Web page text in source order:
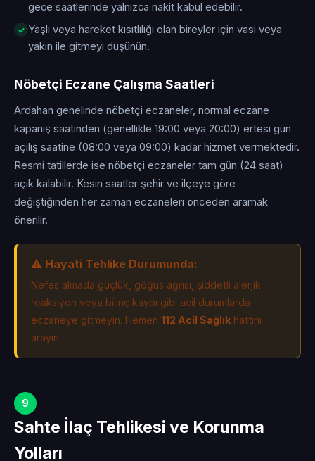
gece saatlerinde yalnızca nakit kabul edebilir.
Yaşlı veya hareket kısıtlılığı olan bireyler için vasi veya
yakın ile gitmeyi düşünün.
Nöbetçi Eczane Çalışma Saatleri
Ardahan genelinde nöbetçi eczaneler, normal eczane
kapanış saatinden (genellikle 19:00 veya 20:00) ertesi gün
açılış saatine (08:00 veya 09:00) kadar hizmet vermektedir.
Resmi tatillerde ise nöbetçi eczaneler tam gün (24 saat)
açık kalabilir. Kesin saatler şehir ve ilçeye göre
değiştiğinden her zaman eczaneleri önceden aramak
önerilir.
⚠️ Hayati Tehlike Durumunda:
Nefes almada güçlük, göğüs ağrısı, şiddetli alerjik
reaksiyon veya bilinç kaybı gibi acil durumlarda
eczaneye gitmeyin. Hemen 112 Acil Sağlık hattını
arayın.
9
Sahte İlaç Tehlikesi ve Korunma
Yolları